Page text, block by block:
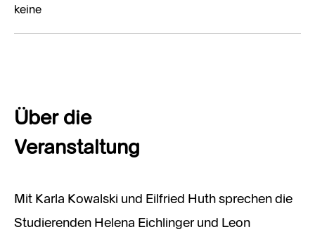
keine
Über die
Veranstaltung
Mit Karla Kowalski und Eilfried Huth sprechen die
Studierenden Helena Eichlinger und Leon